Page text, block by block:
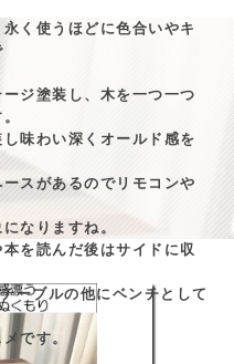
く使うほどに色合いやキ
ジ塗装し、木を一つ一つ
味わい深くオールド感を
スがあるのでリモコンや
なりますね。
を読んだ後はサイドに収
ーブルの他にベンチとして
です。